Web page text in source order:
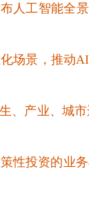
布人工智能全
场景，推动
、产业、城市
性投资的业